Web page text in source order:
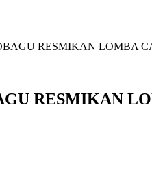
RESMIKAN LOMBA
RESMIKAN